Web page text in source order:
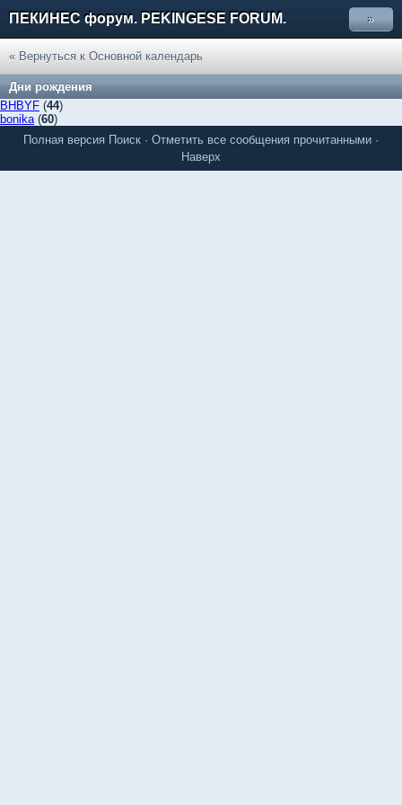
ПЕКИНЕС форум. PEKINGESE FORUM. »
« Вернуться к Основной календарь
Дни рождения
BHBYF (44)
bonika(60)
Полная версия Поиск · Отметить все сообщения прочитанными ·
Наверх